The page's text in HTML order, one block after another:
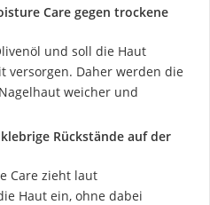
Care gegen trockene
und soll die Haut
versorgen. Daher werden die
weicher und
Rückstände auf der
Care zieht laut
Haut ein, ohne dabei